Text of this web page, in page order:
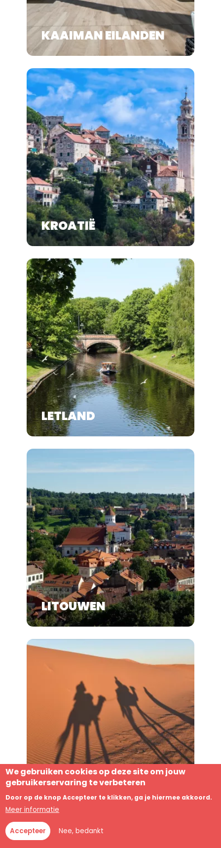
Home Informatie
KAAIMAN EILANDEN
KROATIË
LETLAND
LITOUWEN
MAROKKO
We gebruiken cookies op deze site om jouw
gebruikerservaring te verbeteren
Door op de knop Accepteer te klikken, ga je hiermee akkoord.
Meer informatie
Accepteer Nee, bedankt